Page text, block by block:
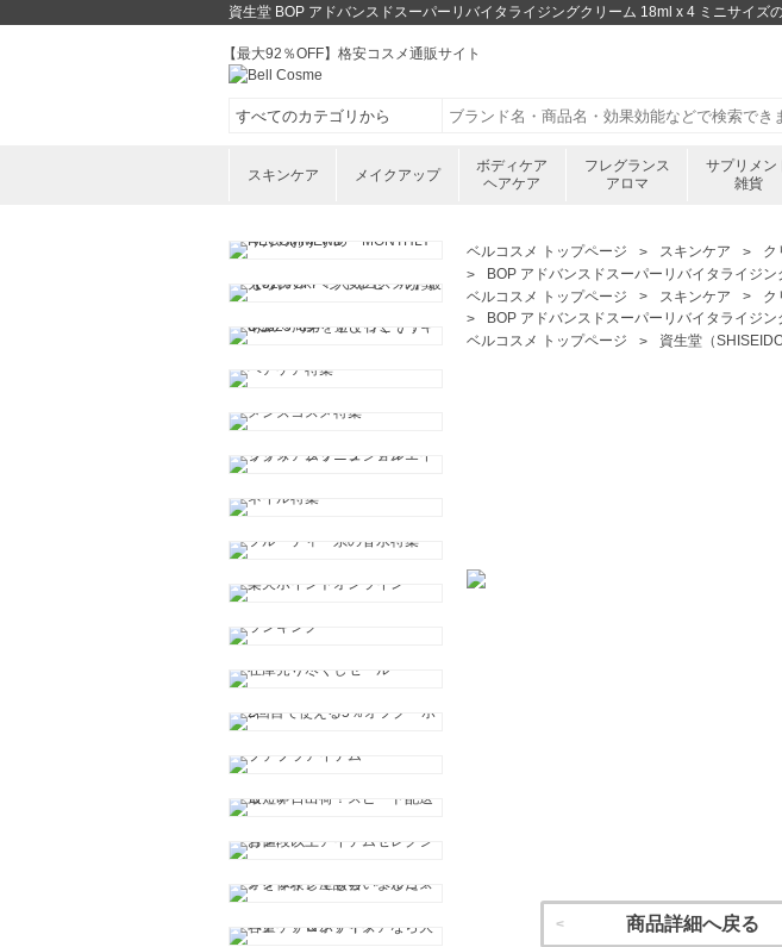
資生堂 BOP アドバンスドスーパーリバイタライジングクリーム 18ml x 4 ミニサイズ
【最大92％OFF】格安コスメ通販サイト
スキンケア メイクアップ
ボディケア
ヘアケア
フレグランス
アロマ
サプリメン
雑貨
ベルコスメ トップページ スキンケア ク
BOP アドバンスドスーパーリバイタライジ
ベルコスメ トップページ
スキンケア ク
BOP アドバンスドスーパーリバイタライジ
ベルコスメ トップページ
資生堂（SHISEIDO
商品詳細へ戻る